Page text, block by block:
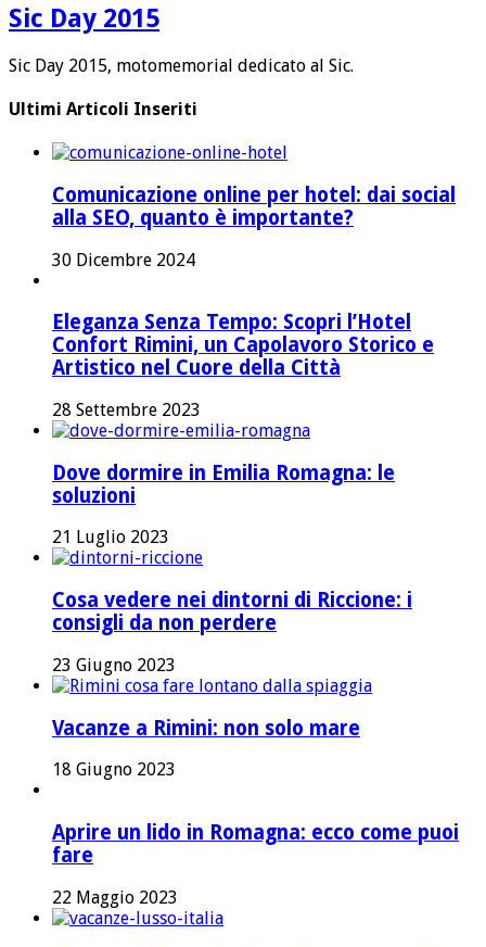
Sic Day 2015
Sic Day 2015, motomemorial dedicato al Sic.
Ultimi Articoli Inseriti
Comunicazione online per hotel: dai social
alla SEO, quanto è importante?
30 Dicembre 2024
Eleganza Senza Tempo: Scopri l’Hotel
Confort Rimini, un Capolavoro Storico e
Artistico nel Cuore della Città
28 Settembre 2023
Dove dormire in Emilia Romagna: le
soluzioni
21 Luglio 2023
Cosa vedere nei dintorni di Riccione: i
consigli da non perdere
23 Giugno 2023
Vacanze a Rimini: non solo mare
18 Giugno 2023
Aprire un lido in Romagna: ecco come puoi
fare
22 Maggio 2023